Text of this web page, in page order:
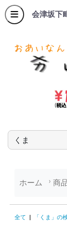
会津坂下
商品名やキーワ
ホーム 商
「くま
全て 「くま」の